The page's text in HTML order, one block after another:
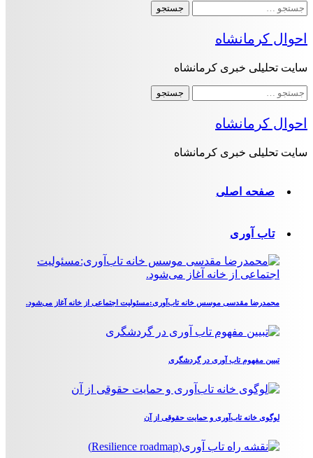
جستجو
برای:
احوال کرمانشاه
سایت تحلیلی خبری کرمانشاه
جستجو
برای:
احوال کرمانشاه
سایت تحلیلی خبری کرمانشاه
صفحه اصلی
تاب آوری
محمدرضا مقدسی موسس خانه تاب‌آوری:مسئولیت اجتماعی از خانه آغاز می‌شود.
تبیین مفهوم تاب آوری در گردشگری
لوگوی خانه تاب‌آوری و حمایت حقوقی از آن